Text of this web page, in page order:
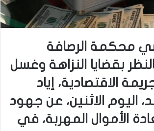
محكمة الرصافة
بقضايا النزاهة وغسل
الاقتصادية، إياد
الاثنين، عن جهود
الأموال المهربة، في